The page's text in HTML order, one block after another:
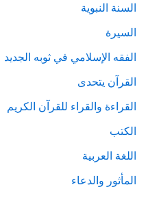
السنة النبوية
السيرة
الفقه الإسلامي في ثوبه الجديد
القرآن يتحدى
القراءة والقراء للقرآن الكريم
الكتب
اللغة العربية
المأثور والدعاء